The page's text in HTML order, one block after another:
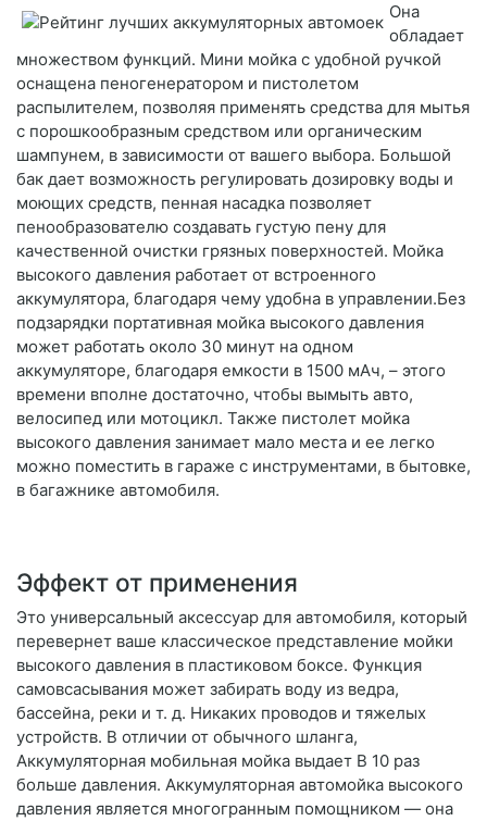
Она
обладает
множеством функций. Мини мойка с удобной ручкой
оснащена пеногенератором и пистолетом
распылителем, позволяя применять средства для мытья
с порошкообразным средством или органическим
шампунем, в зависимости от вашего выбора. Большой
бак дает возможность регулировать дозировку воды и
моющих средств, пенная насадка позволяет
пенообразователю создавать густую пену для
качественной очистки грязных поверхностей. Мойка
высокого давления работает от встроенного
аккумулятора, благодаря чему удобна в управлении.Без
подзарядки портативная мойка высокого давления
может работать около 30 минут на одном
аккумуляторе, благодаря емкости в 1500 мАч, – этого
времени вполне достаточно, чтобы вымыть авто,
велосипед или мотоцикл. Также пистолет мойка
высокого давления занимает мало места и ее легко
можно поместить в гараже с инструментами, в бытовке,
в багажнике автомобиля.
Эффект от применения
Это универсальный аксессуар для автомобиля, который
перевернет ваше классическое представление мойки
высокого давления в пластиковом боксе. Функция
самовсасывания может забирать воду из ведра,
бассейна, реки и т. д. Никаких проводов и тяжелых
устройств. В отличии от обычного шланга,
Аккумуляторная мобильная мойка выдает В 10 раз
больше давления. Аккумуляторная автомойка высокого
давления является многогранным помощником — она